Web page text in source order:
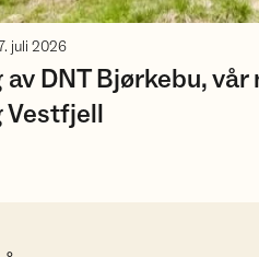
juli 2026
av DNT Bjørkebu,
Vestfjell